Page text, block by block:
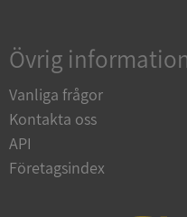
Övrig
Vanliga frågor
Kontakta oss
API
Företagsindex